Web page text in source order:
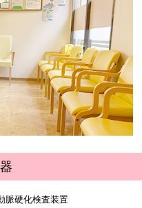
脈硬化検査装置